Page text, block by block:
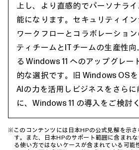
上し、より直感的でパーソナラ
能になります。セキュリティイン
ワークフローとコラボレーショ
ティチームとITチームの生産性向
る Windows 11 へのアップグレ
的な選択です。旧 Windows OSを
AIの力を活用しビジネスをさら
に、Windows 11 の導入をご検討
※このコンテンツには日本HPの公式見解を示さ
す。また、日本HPのサポート範囲に含まれ
る使い方ではないケースが含まれている可能